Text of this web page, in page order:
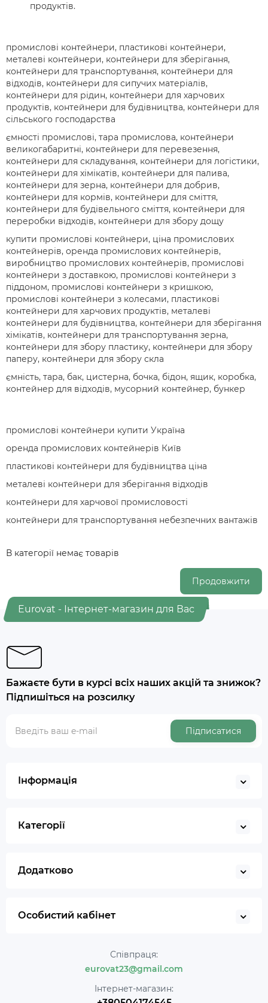
продуктів.
промислові контейнери, пластикові контейнери,
металеві контейнери, контейнери для зберігання,
контейнери для транспортування, контейнери для
відходів, контейнери для сипучих матеріалів,
контейнери для рідин, контейнери для харчових
продуктів, контейнери для будівництва, контейнери для
сільського господарства
ємності промислові, тара промислова, контейнери
великогабаритні, контейнери для перевезення,
контейнери для складування, контейнери для логістики,
контейнери для хімікатів, контейнери для палива,
контейнери для зерна, контейнери для добрив,
контейнери для кормів, контейнери для сміття,
контейнери для будівельного сміття, контейнери для
переробки відходів, контейнери для збору дощу
купити промислові контейнери, ціна промислових
контейнерів, оренда промислових контейнерів,
виробництво промислових контейнерів, промислові
контейнери з доставкою, промислові контейнери з
піддоном, промислові контейнери з кришкою,
промислові контейнери з колесами, пластикові
контейнери для харчових продуктів, металеві
контейнери для будівництва, контейнери для зберігання
хімікатів, контейнери для транспортування зерна,
контейнери для збору пластику, контейнери для збору
паперу, контейнери для збору скла
ємність, тара, бак, цистерна, бочка, бідон, ящик, коробка,
контейнер для відходів, мусорний контейнер, бункер
промислові контейнери купити Україна
оренда промислових контейнерів Київ
пластикові контейнери для будівництва ціна
металеві контейнери для зберігання відходів
контейнери для харчової промисловості
контейнери для транспортування небезпечних вантажів
В категорії немає товарів
Продовжити
Eurovat - Інтернет-магазин для Вас
Бажаєте бути в курсі всіх наших акцій та знижок?
Підпишіться на розсилку
Підписатися
Інформація
Категорії
Додатково
Особистий кабінет
Співпраця:
eurovat23@gmail.com
Інтернет-магазин: